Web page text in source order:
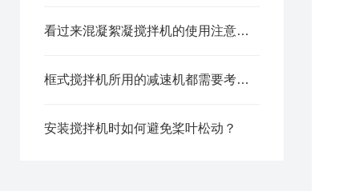
看过来混凝絮凝搅拌机的使用注意事项分享
框式搅拌机所用的减速机都需要考虑哪些因素？
安装搅拌机时如何避免桨叶松动？